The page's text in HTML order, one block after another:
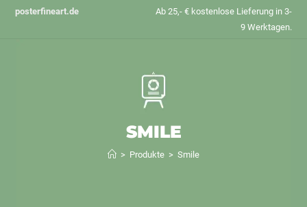
Zumposterfineart.de
Ab 25,- € kostenlose Lieferung in 3-
9 Werktagen.
SMILE
> Produkte > Smile